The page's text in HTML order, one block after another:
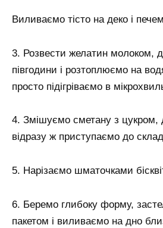
Виливаємо тісто на деко і
3. Розвести желатин молоком,
півгодини і розтоплюємо на
просто підігріваємо в
4. Змішуємо сметану з цукром,
відразу ж приступаємо до
5. Нарізаємо шматочками
6. Беремо глибоку форму,
пакетом і виливаємо на дно